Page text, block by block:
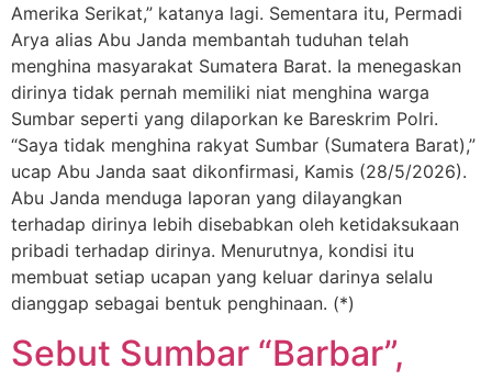
Amerika Serikat,” katanya lagi. Sementara itu, Permadi
Arya alias Abu Janda membantah tuduhan telah
menghina masyarakat Sumatera Barat. Ia menegaskan
dirinya tidak pernah memiliki niat menghina warga
Sumbar seperti yang dilaporkan ke Bareskrim Polri.
“Saya tidak menghina rakyat Sumbar (Sumatera Barat),”
ucap Abu Janda saat dikonfirmasi, Kamis (28/5/2026).
Abu Janda menduga laporan yang dilayangkan
terhadap dirinya lebih disebabkan oleh ketidaksukaan
pribadi terhadap dirinya. Menurutnya, kondisi itu
membuat setiap ucapan yang keluar darinya selalu
dianggap sebagai bentuk penghinaan. (*)
Sebut Sumbar “Barbar”,